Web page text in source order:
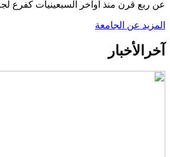
عن ربع قرن منذ اواخر السبعينيات كفرع
المزيد عن الجامعة
آخر الأخبار